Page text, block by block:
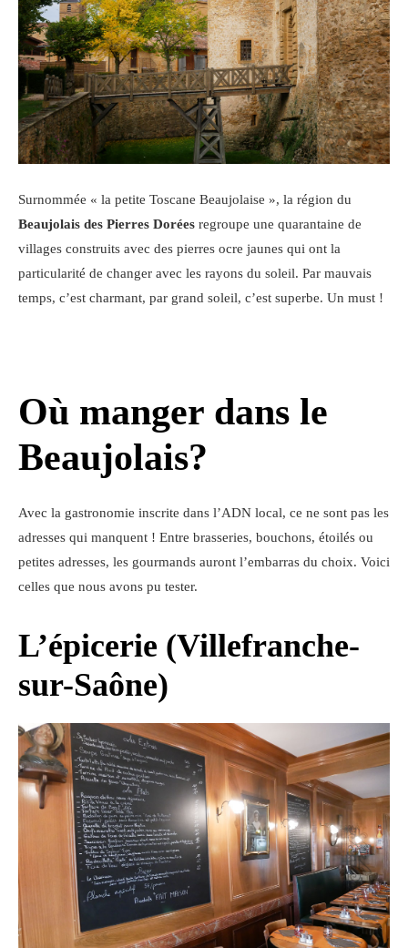
Surnommée « la petite Toscane Beaujolaise », la région du
Beaujolais des Pierres Dorées regroupe une quarantaine de
villages construits avec des pierres ocre jaunes qui ont la
particularité de changer avec les rayons du soleil. Par mauvais
temps, c’est charmant, par grand soleil, c’est superbe. Un must !
Où manger dans le
Beaujolais?
Avec la gastronomie inscrite dans l’ADN local, ce ne sont pas les
adresses qui manquent ! Entre brasseries, bouchons, étoilés ou
petites adresses, les gourmands auront l’embarras du choix. Voici
celles que nous avons pu tester.
L’épicerie (Villefranche-
sur-Saône)